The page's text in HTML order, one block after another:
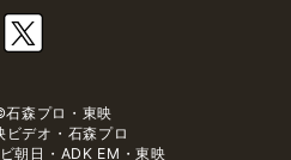
森プロ・東映
デオ・石森プロ
朝日・ADK EM・東映